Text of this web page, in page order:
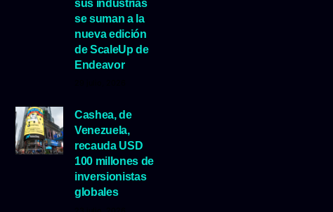
sus industrias
se suman a la
nueva edición
de ScaleUp de
Endeavor
Cashea, de
Venezuela,
recauda USD
100 millones de
inversionistas
globales